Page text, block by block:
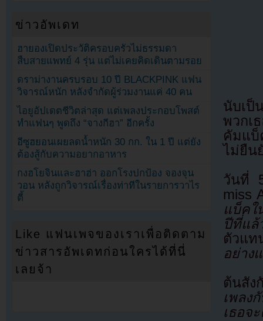
นับเป็
พวกเ
คัมแบ็
ไม่ยืน
วันที่
miss
แบ็คใ
ปีที่แล้
ตัวแ
อย่าง
ต้นสัง
เพลง
เธอจ
ข่าวอัพเดท
ฮายองเปิดประวัติครอบครัวไม่ธรรมดา
สืบสายแพทย์ 4 รุ่น แต่ไม่เคยคิดเดินตามรอย
ดราม่างานครบรอบ 10 ปี BLACKPINK แฟน
วิจารณ์หนัก หลังจำกัดผู้ร่วมงานแค่ 40 คน
ไอยูอัปเดตชีวิตล่าสุด แต่เพลงประกอบโพสต์
ทำแฟนๆ พูดถึง “จางกีฮา” อีกครั้ง
อีซูฮยอนเผยลดน้ำหนัก 30 กก. ใน 1 ปี แต่ยัง
ต้องสู้กับความอยากอาหาร
กงฮโยจินและฮาฮ่า ออกโรงปกป้อง จองจุน
วอน หลังถูกวิจารณ์เรื่องท่าทีในรายการวาไร
ตี้
Like แฟนเพจของเราเพื่อติดตาม
ข่าวสารอัพเดทก่อนใครได้ที่นี่
เลยจ้า